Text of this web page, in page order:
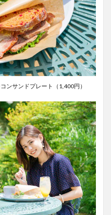
ンサンドプレート（1,400円）